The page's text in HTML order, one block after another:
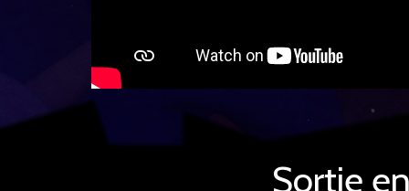
Sortie